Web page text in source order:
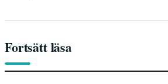
Fortsätt läsa